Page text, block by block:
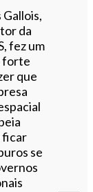
Gallois,
da
fez um
forte
que
ficar
se